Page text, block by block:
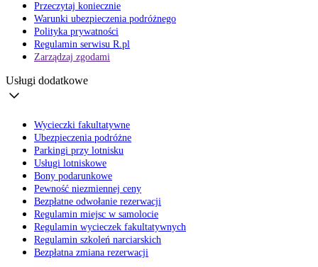
Przeczytaj koniecznie
Warunki ubezpieczenia podróżnego
Polityka prywatności
Regulamin serwisu R.pl
Zarządzaj zgodami
Usługi dodatkowe
Wycieczki fakultatywne
Ubezpieczenia podróżne
Parkingi przy lotnisku
Usługi lotniskowe
Bony podarunkowe
Pewność niezmiennej ceny
Bezpłatne odwołanie rezerwacji
Regulamin miejsc w samolocie
Regulamin wycieczek fakultatywnych
Regulamin szkoleń narciarskich
Bezpłatna zmiana rezerwacji